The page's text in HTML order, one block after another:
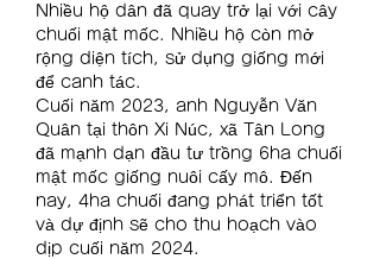
Nhiều hộ dân đã quay trở lại với cây
chuối mật mốc. Nhiều hộ còn mở
rộng diện tích, sử dụng giống mới
để canh tác.
Cuối năm 2023, anh Nguyễn Văn
Quân tại thôn Xi Núc, xã Tân Long
đã mạnh dạn đầu tư trồng 6ha chuối
mật mốc giống nuôi cấy mô. Đến
nay, 4ha chuối đang phát triển tốt
và dự định sẽ cho thu hoạch vào
dịp cuối năm 2024.